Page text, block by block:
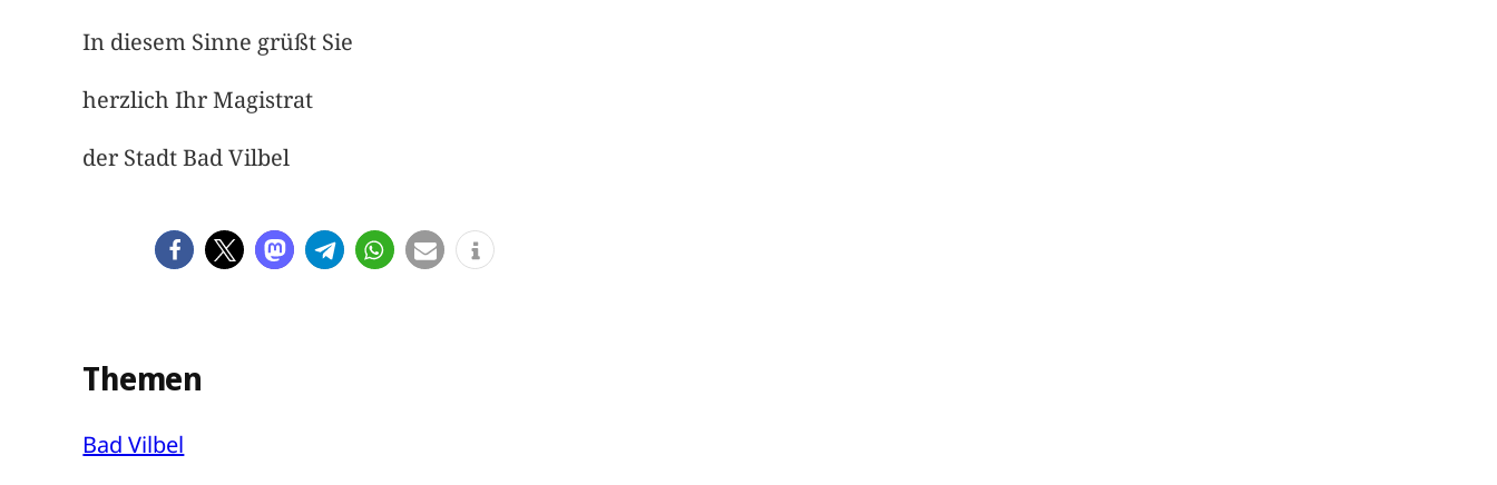
In diesem Sinne grüßt Sie
herzlich Ihr Magistrat
der Stadt Bad Vilbel
Themen
Bad Vilbel